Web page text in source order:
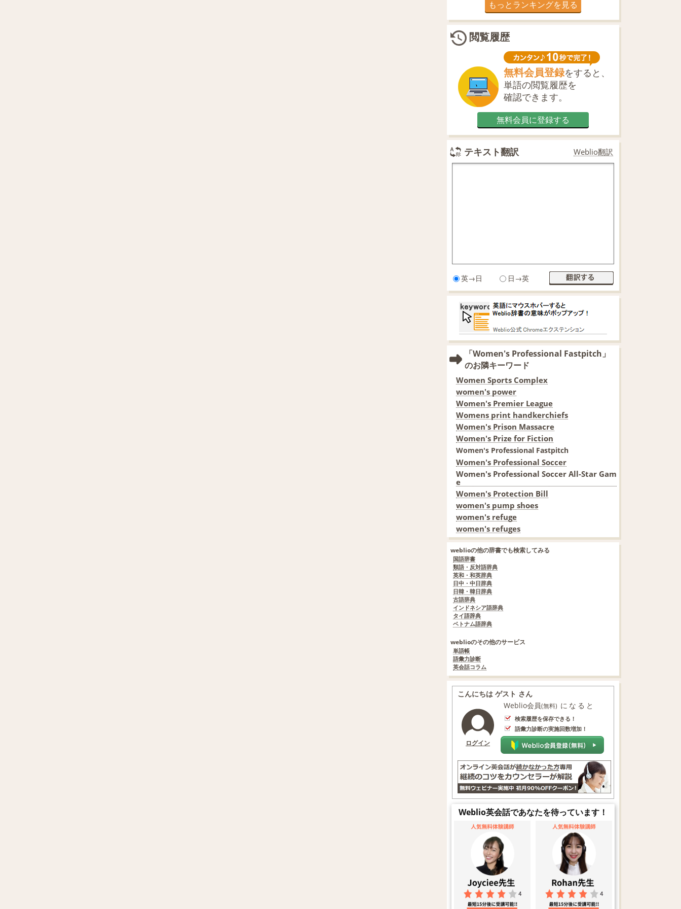
もっとランキングを見る
閲覧履歴
無料会員登録をすると、
単語の閲覧履歴を
確認できます。
無料会員に登録する
テキスト翻訳 Weblio翻訳
英→日 日→英
「Women's Professional Fastpitch」
のお隣キーワード
Women Sports Complex
women's power
Women's Premier League
Womens print handkerchiefs
Women's Prison Massacre
Women's Prize for Fiction
Women's Professional Fastpitch
Women's Professional Soccer
Women's Professional Soccer All-Star Gam
e
Women's Protection Bill
women's pump shoes
women's refuge
women's refuges
weblioの他の辞書でも検索してみる
国語辞書
類語・反対語辞典
英和・和英辞典
日中・中日辞典
日韓・韓日辞典
古語辞典
インドネシア語辞典
タイ語辞典
ベトナム語辞典
weblioのその他のサービス
単語帳
語彙力診断
英会話コラム
こんにちは ゲスト さん
ログイン
Weblio会員(無料) になると
検索履歴を保存できる！
語彙力診断の実施回数増加！
Weblio英会話であなたを待っています！